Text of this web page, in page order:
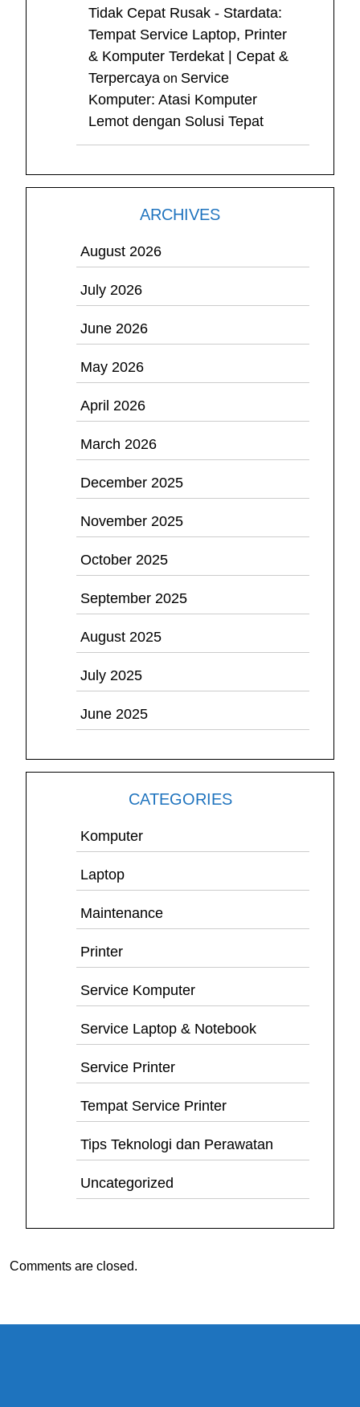
Tidak Cepat Rusak - Stardata:
Tempat Service Laptop, Printer
& Komputer Terdekat | Cepat &
Terpercaya on Service
Komputer: Atasi Komputer
Lemot dengan Solusi Tepat
ARCHIVES
August 2026
July 2026
June 2026
May 2026
April 2026
March 2026
December 2025
November 2025
October 2025
September 2025
August 2025
July 2025
June 2025
CATEGORIES
Komputer
Laptop
Maintenance
Printer
Service Komputer
Service Laptop & Notebook
Service Printer
Tempat Service Printer
Tips Teknologi dan Perawatan
Uncategorized
Comments are closed.